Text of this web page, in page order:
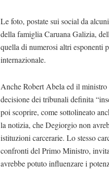
Le foto, postate sui social da
della famiglia Caruana Galizia,
quella di numerosi altri esponenti
internazionale.
Anche Robert Abela ed il
decisione dei tribunali definita
poi scoprire, come sottolineato
la notizia, che Degiorgio non
istituzioni carcerarie. Lo stesso
confronti del Primo Ministro,
avrebbe potuto influenzare i